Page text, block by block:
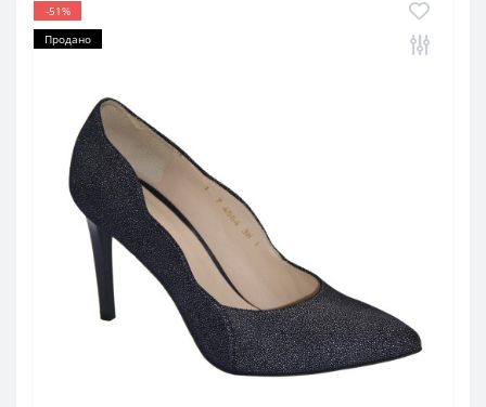
-51%
Продано